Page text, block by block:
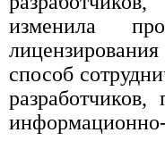
изменила
способ